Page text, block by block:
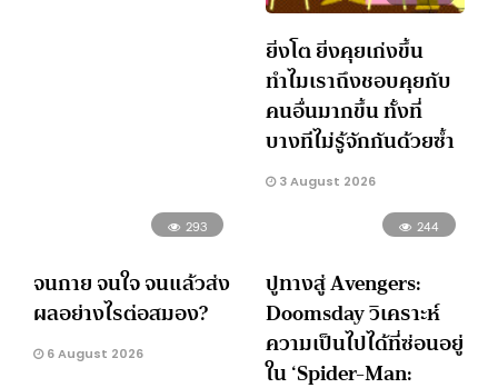
ยิ่งโต ยิ่งคุยเก่งขึ้น
ทำไมเราถึงชอบคุยกับ
คนอื่นมากขึ้น ทั้งที่
บางทีไม่รู้จักกันด้วยซ้ำ
3 August 2026
293
จนกาย จนใจ จนแล้วส่ง
ผลอย่างไรต่อสมอง?
6 August 2026
244
ปูทางสู่ Avengers:
Doomsday วิเคราะห์
ความเป็นไปได้ที่ซ่อนอยู่
ใน ‘Spider-Man: